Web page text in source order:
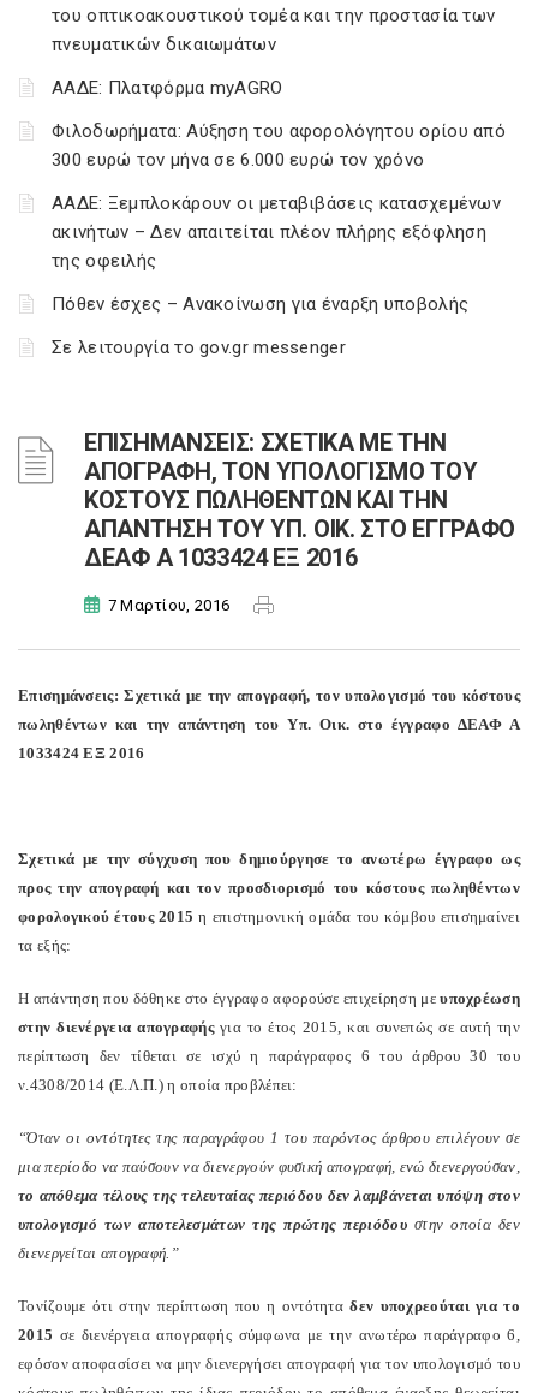
του οπτικοακουστικού τομέα και την προστασία των
πνευματικών δικαιωμάτων
ΑΑΔΕ: Πλατφόρμα myAGRO
Φιλοδωρήματα: Αύξηση του αφορολόγητου ορίου από
300 ευρώ τον μήνα σε 6.000 ευρώ τον χρόνο
ΑΑΔΕ: Ξεμπλοκάρουν οι μεταβιβάσεις κατασχεμένων
ακινήτων – Δεν απαιτείται πλέον πλήρης εξόφληση
της οφειλής
Πόθεν έσχες – Ανακοίνωση για έναρξη υποβολής
Σε λειτουργία το gov.gr messenger
ΕΠΙΣΗΜΑΝΣΕΙΣ: ΣΧΕΤΙΚΑ ΜΕ ΤΗΝ
ΑΠΟΓΡΑΦΗ, ΤΟΝ ΥΠΟΛΟΓΙΣΜΟ ΤΟΥ
ΚΟΣΤΟΥΣ ΠΩΛΗΘΕΝΤΩΝ ΚΑΙ ΤΗΝ
ΑΠΑΝΤΗΣΗ ΤΟΥ ΥΠ. ΟΙΚ. ΣΤΟ ΕΓΓΡΑΦΟ
ΔΕΑΦ Α 1033424 ΕΞ 2016
7 Μαρτίου, 2016
Επισημάνσεις: Σχετικά με την απογραφή, τον υπολογισμό του κόστους
πωληθέντων και την απάντηση του Υπ. Οικ. στο έγγραφο ΔΕΑΦ Α
1033424 ΕΞ 2016
Σχετικά με την σύγχυση που δημιούργησε το ανωτέρω έγγραφο ως
προς την απογραφή και τον προσδιορισμό του κόστους πωληθέντων
φορολογικού έτους 2015 η επιστημονική ομάδα του κόμβου επισημαίνει
τα εξής:
Η απάντηση που δόθηκε στο έγγραφο αφορούσε επιχείρηση μευποχρέωση
στην διενέργεια απογραφήςγια το έτος 2015, και συνεπώς σε αυτή την
περίπτωση δεν τίθεται σε ισχύ η παράγραφος 6 του άρθρου 30 του
ν.4308/2014 (Ε.Λ.Π.) η οποία προβλέπει:
“Όταν οι οντότητες της παραγράφου 1 του παρόντος άρθρου επιλέγουν σε
μια περίοδο να παύσουν να διενεργούν φυσική απογραφή, ενώ διενεργούσαν,
το απόθεμα τέλους της τελευταίας περιόδου δεν λαμβάνεται υπόψη στον
υπολογισμό των αποτελεσμάτων της πρώτης περιόδουστην οποία δεν
διενεργείται απογραφή.”
Τονίζουμε ότι στην περίπτωση που η οντότηταδεν υποχρεούται για το
2015 σε διενέργεια απογραφής σύμφωνα με την ανωτέρω παράγραφο 6,
εφόσον αποφασίσει να μην διενεργήσει απογραφή για τον υπολογισμό του